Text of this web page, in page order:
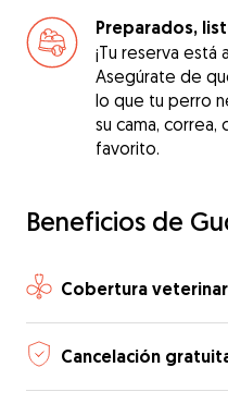
Preparados,
¡Tu reserva está
Asegúrate de
lo que tu perro
su cama, correa,
favorito.
Beneficios de
Cobertura
Cancelación